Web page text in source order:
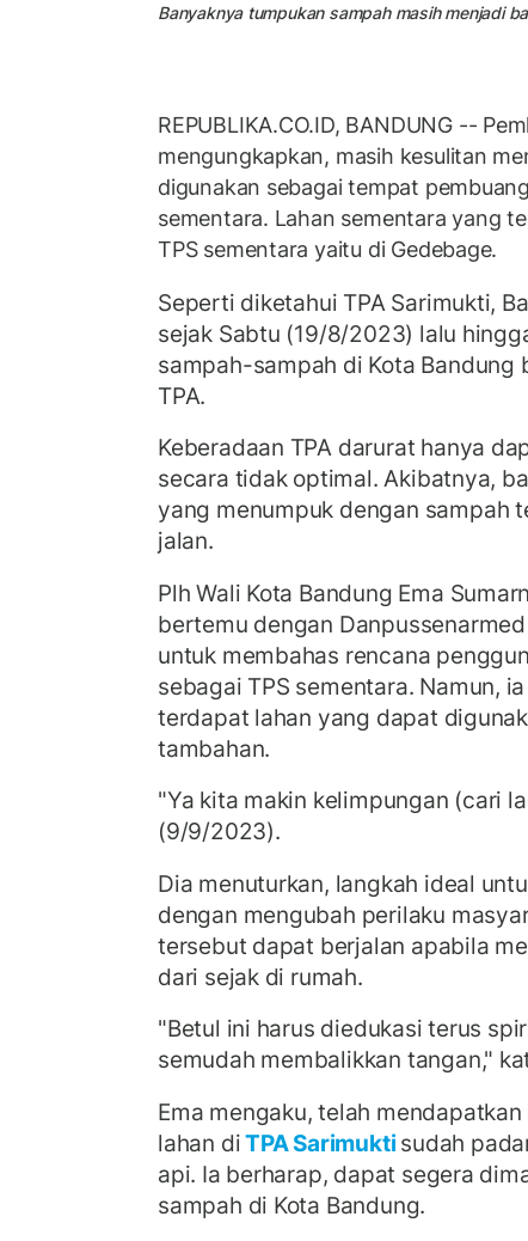
Banyaknya tumpukan sampah masih menjadi
REPUBLIKA.CO.ID, BANDUNG --
mengungkapkan, masih kesulitan
digunakan sebagai tempat
sementara. Lahan sementara yang
TPS sementara yaitu di Gedebage.
Seperti diketahui TPA Sarimukti,
sejak Sabtu (19/8/2023) lalu
sampah-sampah di Kota Bandung
TPA.
Keberadaan TPA darurat hanya
secara tidak optimal. Akibatnya,
yang menumpuk dengan sampah
jalan.
Plh Wali Kota Bandung Ema
bertemu dengan
untuk membahas rencana
sebagai TPS sementara. Namun,
terdapat lahan yang dapat
tambahan.
"Ya kita makin kelimpungan (cari
(9/9/2023).
Dia menuturkan, langkah ideal
dengan mengubah perilaku
tersebut dapat berjalan apabila
dari sejak di rumah.
"Betul ini harus diedukasi terus
semudah membalikkan tangan,"
Ema mengaku, telah
lahan diTPA Sarimukti sudah
api. Ia berharap, dapat segera
sampah di Kota Bandung.